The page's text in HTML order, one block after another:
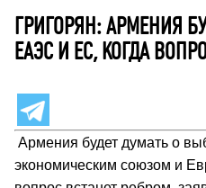
ГРИГОРЯН: АРМЕНИЯ
ЕАЭС И ЕС, КОГДА
Армения будет думать о
экономическим союзом и